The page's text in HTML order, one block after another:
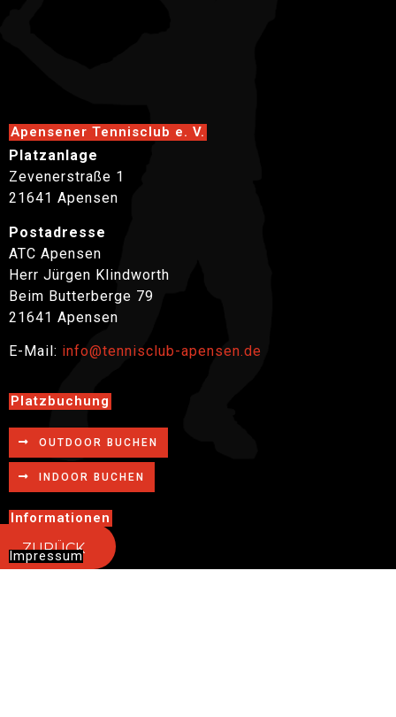
ZURÜCK
Apensener Tennisclub e. V.
Platzanlage
Zevenerstraße 1
21641 Apensen
Postadresse
ATC Apensen
Herr Jürgen Klindworth
Beim Butterberge 79
21641 Apensen
E-Mail: info@tennisclub-apensen.de
Platzbuchung
OUTDOOR BUCHEN
INDOOR BUCHEN
Informationen
Impressum